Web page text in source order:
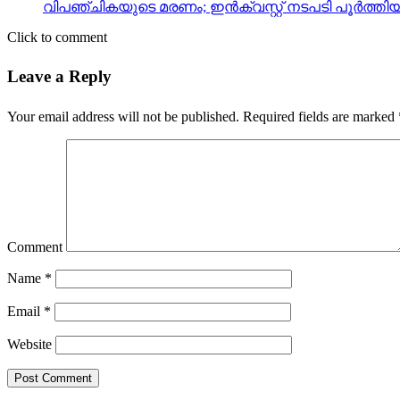
വിപഞ്ചികയുടെ മരണം; ഇന്‍ക്വസ്റ്റ് നടപടി
Click to comment
Leave a Reply
Your email address will not be published. Required fields are marked
Comment
Name *
Email *
Website